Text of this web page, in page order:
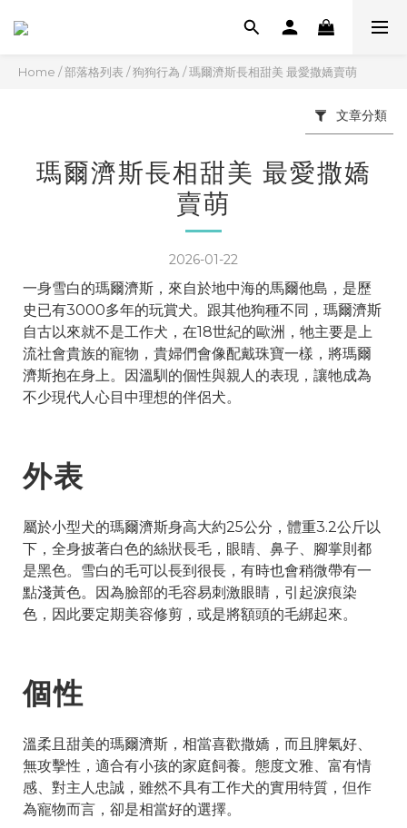
Home /部落格列表 /狗狗行為 /瑪爾濟斯長相甜美 最愛撒嬌賣萌
文章分類
瑪爾濟斯長相甜美 最愛撒嬌
賣萌
2026-01-22
一身雪白的瑪爾濟斯，來自於地中海的馬爾他島，是歷
史已有3000多年的玩賞犬。跟其他狗種不同，瑪爾濟斯
自古以來就不是工作犬，在18世紀的歐洲，牠主要是上
流社會貴族的寵物，貴婦們會像配戴珠寶一樣，將瑪爾
濟斯抱在身上。因溫馴的個性與親人的表現，讓牠成為
不少現代人心目中理想的伴侶犬。
外表
屬於小型犬的瑪爾濟斯身高大約25公分，體重3.2公斤以
下，全身披著白色的絲狀長毛，眼睛、鼻子、腳掌則都
是黑色。雪白的毛可以長到很長，有時也會稍微帶有一
點淺黃色。因為臉部的毛容易刺激眼睛，引起淚痕染
色，因此要定期美容修剪，或是將額頭的毛綁起來。
個性
溫柔且甜美的瑪爾濟斯，相當喜歡撒嬌，而且脾氣好、
無攻擊性，適合有小孩的家庭飼養。態度文雅、富有情
感、對主人忠誠，雖然不具有工作犬的實用特質，但作
為寵物而言，卻是相當好的選擇。